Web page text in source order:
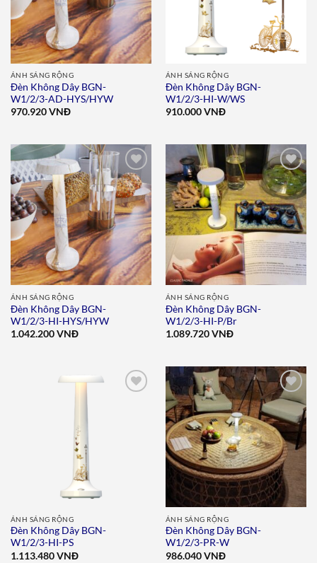
ÁNH SÁNG RỘNG
Đèn Không Dây BGN-
W1/2/3-AD-HYS/HYW
970.920VNĐ
ÁNH SÁNG RỘNG
Đèn Không Dây BGN-
W1/2/3-HI-W/WS
910.000VNĐ
Add to
wishlist
ÁNH SÁNG RỘNG
Đèn Không Dây BGN-
W1/2/3-HI-HYS/HYW
1.042.200VNĐ
Add to
wishlist
ÁNH SÁNG RỘNG
Đèn Không Dây BGN-
W1/2/3-HI-P/Br
1.089.720VNĐ
ÁNH SÁNG RỘNG
Đèn Không Dây BGN-
W1/2/3-HI-PS
1.113.480VNĐ
Add to
wishlist
ÁNH SÁNG RỘNG
Đèn Không Dây BGN-
W1/2/3-PR-W
986.040VNĐ